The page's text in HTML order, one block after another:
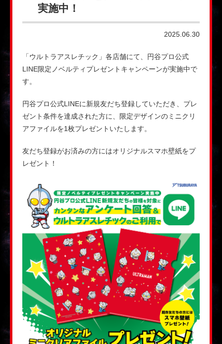
実施中！
2025.06.30
「ウルトラアスレチック」各店舗にて、円谷プロ公式
LINE限定ノベルティプレゼントキャンペーンが実施中で
す。
円谷プロ公式LINEに新規友だち登録していただき、プレ
ゼント条件を達成された方に、限定デザインのミニクリ
アファイルを1枚プレゼントいたします。
友だち登録がお済みの方にはオリジナルスマホ壁紙をプ
レゼント！